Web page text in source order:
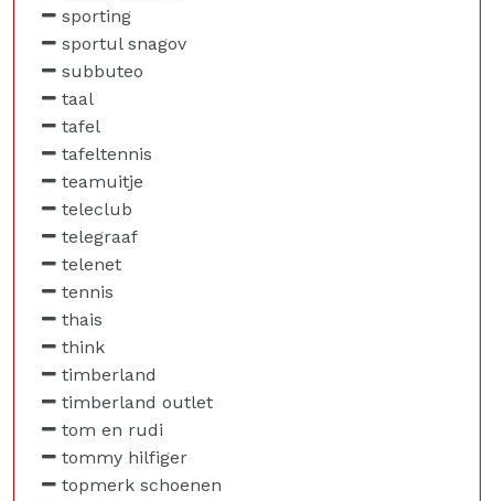
sporting
sportul snagov
subbuteo
taal
tafel
tafeltennis
teamuitje
teleclub
telegraaf
telenet
tennis
thais
think
timberland
timberland outlet
tom en rudi
tommy hilfiger
topmerk schoenen